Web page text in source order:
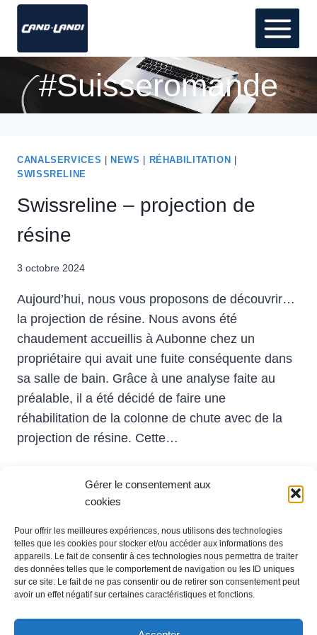
Gérer le consentement aux
cookies
Pour offrir les meilleures expériences, nous utilisons des technologies
telles que les cookies pour stocker et/ou accéder aux informations des
appareils. Le fait de consentir à ces technologies nous permettra de traiter
des données telles que le comportement de navigation ou les ID uniques
sur ce site. Le fait de ne pas consentir ou de retirer son consentement peut
avoir un effet négatif sur certaines caractéristiques et fonctions.
Aller
contenu
#Suisseromande
CANALSERVICES NEWS RÉHABILITATION
SWISSRELINE
Swissreline – projection de
résine
3 octobre 2024
Aujourd’hui, nous vous proposons de découvrir…
la projection de résine. Nous avons été
chaudement accueillis à Aubonne chez un
propriétaire qui avait une fuite conséquente dans
sa salle de bain. Grâce à une analyse faite au
préalable, il a été décidé de faire une
réhabilitation de la colonne de chute avec de la
projection de résine. Cette…
–
PROJECTION
RÉSINE
Administration
Ch. du Grandsonnet 3
1422 Grandson
Exploitation